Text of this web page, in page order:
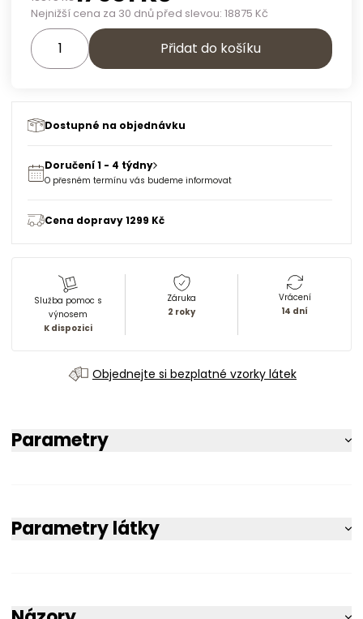
Nejnižší cena za 30 dnů před slevou: 18875 Kč
Přidat do košíku
Dostupné na objednávku
Doručení 1 - 4 týdny
O přesném termínu vás budeme informovat
Cena dopravy 1299 Kč
Služba pomoc s
výnosem
K dispozici
Záruka
2 roky
Vrácení
14 dní
Objednejte si bezplatné vzorky látek
Parametry
Parametry látky